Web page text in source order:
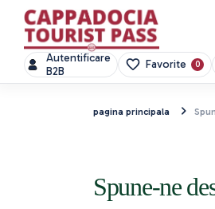
Autentificare
B2B
Favorite 0
pagina principala
Spune-ne